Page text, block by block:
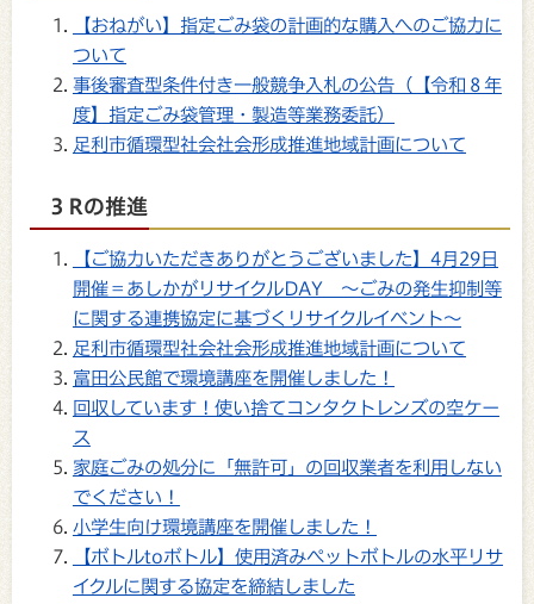
【おねがい】指定ごみ袋の計画的な購入へのご協力に
ついて
事後審査型条件付き一般競争入札の公告（【令和８年
度】指定ごみ袋管理・製造等業務委託）
足利市循環型社会社会形成推進地域計画について
３Rの推進
【ご協力いただきありがとうございました】4月29日
開催＝あしかがリサイクルDAY ～ごみの発生抑制等
に関する連携協定に基づくリサイクルイベント～
足利市循環型社会社会形成推進地域計画について
富田公民館で環境講座を開催しました！
回収しています！使い捨てコンタクトレンズの空ケー
ス
家庭ごみの処分に「無許可」の回収業者を利用しない
でください！
小学生向け環境講座を開催しました！
【ボトルtoボトル】使用済みペットボトルの水平リサ
イクルに関する協定を締結しました